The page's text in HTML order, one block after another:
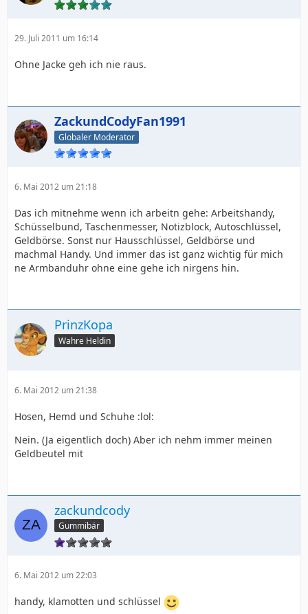
29. Juli 2011 um 16:14
Ohne Jacke geh ich nie raus.
ZackundCodyFan1991
Globaler Moderator
6. Mai 2012 um 21:18
Das ich mitnehme wenn ich arbeitn gehe: Arbeitshandy,
Schüsselbund, Taschenmesser, Notizblock, Autoschlüssel,
Geldbörse. Sonst nur Hausschlüssel, Geldbörse und
machmal Handy. Und immer das ist ganz wichtig für mich
ne Armbanduhr ohne eine gehe ich nirgens hin.
PrinzKopa
Wahre Heldin
6. Mai 2012 um 21:38
Hosen, Hemd und Schuhe :lol:
Nein. (Ja eigentlich doch) Aber ich nehm immer meinen
Geldbeutel mit
zackundcody
Gummibär
6. Mai 2012 um 22:03
handy, klamotten und schlüssel